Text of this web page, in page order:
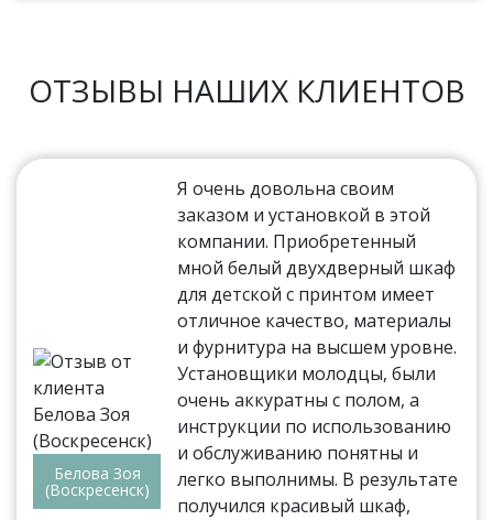
ОТЗЫВЫ НАШИХ КЛИЕНТОВ
Белова Зоя
(Воскресенск)
Я очень довольна своим
заказом и установкой в этой
компании. Приобретенный
мной белый двухдверный шкаф
для детской с принтом имеет
отличное качество, материалы
и фурнитура на высшем уровне.
Установщики молодцы, были
очень аккуратны с полом, а
инструкции по использованию
и обслуживанию понятны и
легко выполнимы. В результате
получился красивый шкаф,